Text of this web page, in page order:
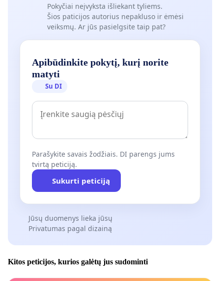
Pokyčiai neįvyksta išliekant tyliems.
Šios paticijos autorius nepakluso ir ėmėsi
veiksmų. Ar jūs pasielgsite taip pat?
Apibūdinkite pokytį, kurį norite
matyti
Su DI
Parašykite savais žodžiais. DI parengs jums
tvirtą peticiją.
Sukurti peticiją
Jūsų duomenys lieka jūsų
Privatumas pagal dizainą
Kitos peticijos, kurios galėtų jus sudominti